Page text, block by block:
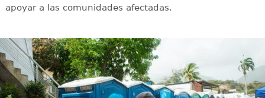
apoyar a las comunidades afectadas.